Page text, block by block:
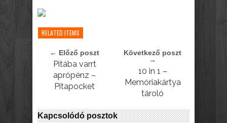
RELATED ITEMS
← Előző poszt
Pitába varrt
aprópénz –
Pitapocket
Következő poszt
→
10 in 1 –
Memóriakártya
tároló
Kapcsolódó posztok